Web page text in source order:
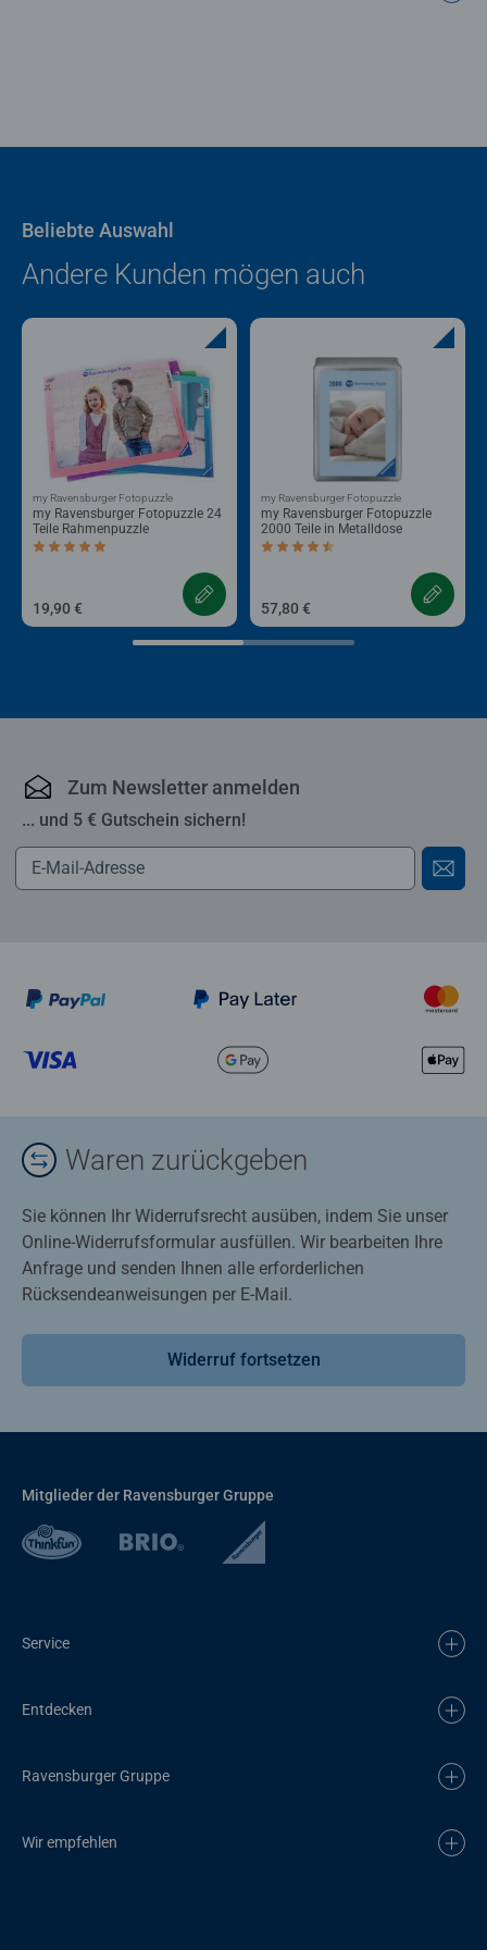
Beliebte Auswahl
Andere Kunden mögen auch
my Ravensburger Fotopuzzle 24
Teile Rahmenpuzzle
Durchschnittliche Bewertung 5,0 von 5 Sternen.
my Ravensburger Fotopuzzle
19,90 €
my Ravensburger Fotopuzzle
2000 Teile in Metalldose
Durchschnittliche Bewertung 4,3 von 5
my Ravensburger Fotopuzzle
57,80 €
Zum Newsletter anmelden
... und 5 € Gutschein sichern!
Waren zurückgeben
Sie können Ihr Widerrufsrecht ausüben, indem Sie unser
Online-Widerrufsformular ausfüllen. Wir bearbeiten Ihre
Anfrage und senden Ihnen alle erforderlichen
Rücksendeanweisungen per E-Mail.
Widerruf fortsetzen
Mitglieder der Ravensburger Gruppe
Service
Entdecken
Ravensburger Gruppe
Wir empfehlen